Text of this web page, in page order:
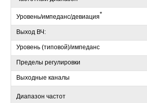
Уровень/импеданс/девиация*
Выход ВЧ:
Уровень (типовой)/импеданс
Пределы регулировки
Выходные каналы
Диапазон частот